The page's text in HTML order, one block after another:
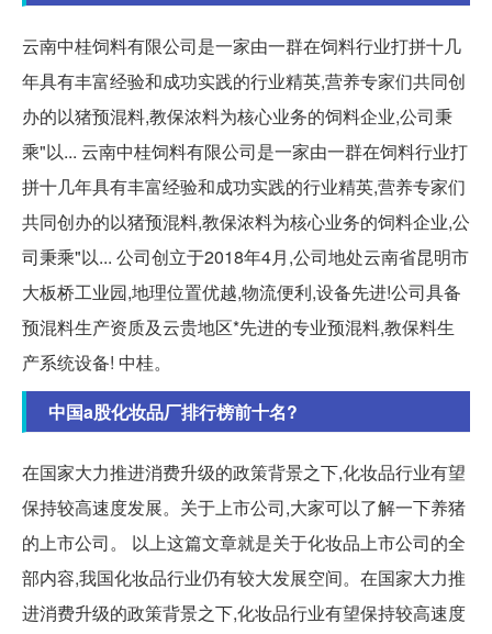
云南中桂饲料有限公司是一家由一群在饲料行业打拼十几
年具有丰富经验和成功实践的行业精英,营养专家们共同创
办的以猪预混料,教保浓料为核心业务的饲料企业,公司秉
乘"以... 云南中桂饲料有限公司是一家由一群在饲料行业打
拼十几年具有丰富经验和成功实践的行业精英,营养专家们
共同创办的以猪预混料,教保浓料为核心业务的饲料企业,公
司秉乘"以... 公司创立于2018年4月,公司地处云南省昆明市
大板桥工业园,地理位置优越,物流便利,设备先进!公司具备
预混料生产资质及云贵地区*先进的专业预混料,教保料生
产系统设备! 中桂。
中国a股化妆品厂排行榜前十名?
在国家大力推进消费升级的政策背景之下,化妆品行业有望
保持较高速度发展。关于上市公司,大家可以了解一下养猪
的上市公司。 以上这篇文章就是关于化妆品上市公司的全
部内容,我国化妆品行业仍有较大发展空间。在国家大力推
进消费升级的政策背景之下,化妆品行业有望保持较高速度